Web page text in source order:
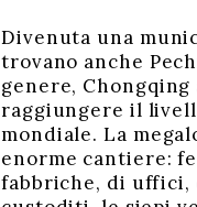
Divenuta una
trovano anche
genere, Chongqing
raggiungere il
mondiale. La
enorme cantiere:
fabbriche, di uffici,